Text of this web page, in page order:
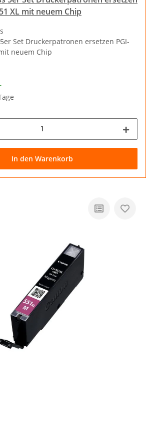
XL mit neuem Chip
Set Druckerpatronen ersetzen PGI-
neuem Chip
In den Warenkorb